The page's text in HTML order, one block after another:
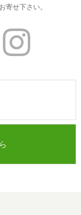
寄せ下さい。